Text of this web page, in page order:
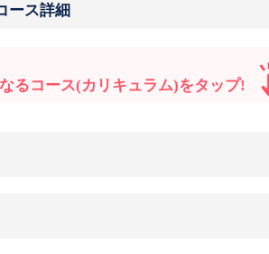
ース詳細
るコース(カリキュラム)をタップ!